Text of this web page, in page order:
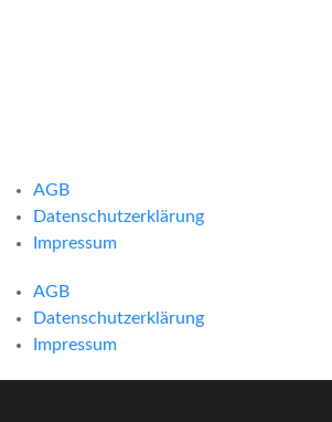
AGB
Datenschutzerklärung
Impressum
AGB
Datenschutzerklärung
Impressum